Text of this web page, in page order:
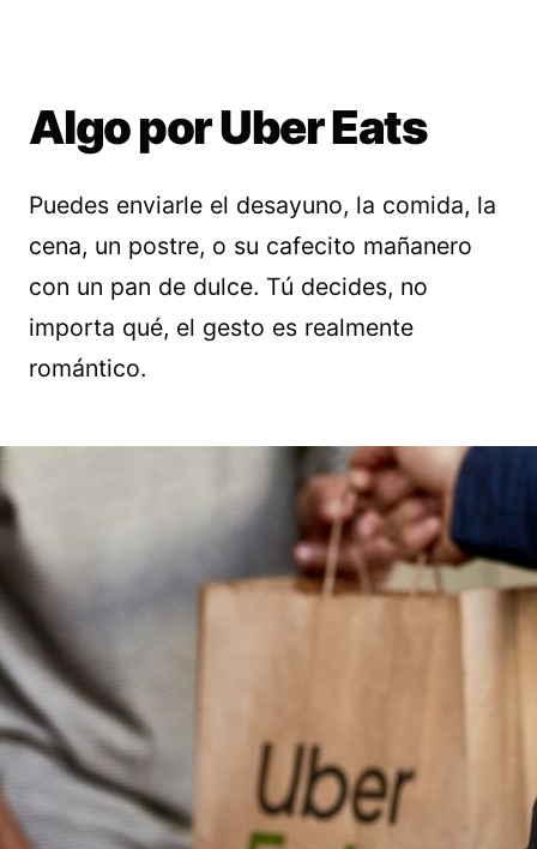
Algo por Uber Eats
Puedes enviarle el desayuno, la comida, la
cena, un postre, o su cafecito mañanero
con un pan de dulce. Tú decides, no
importa qué, el gesto es realmente
romántico.